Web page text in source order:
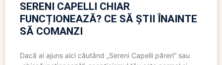
SERENI CAPELLI CHIAR
FUNCȚIONEAZĂ? CE SĂ ȘTII ÎNAINTE
SĂ COMANZI
Dacă ai ajuns aici căutând „Sereni Capelli păreri” sau